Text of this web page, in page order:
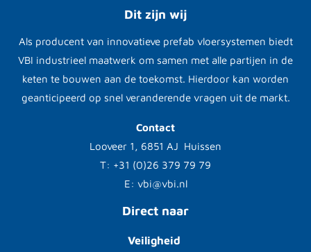
Dit zijn wij
Als producent van innovatieve prefab vloersystemen biedt
VBI industrieel maatwerk om samen met alle partijen in de
keten te bouwen aan de toekomst. Hierdoor kan worden
geanticipeerd op snel veranderende vragen uit de markt.
Contact
Looveer 1, 6851 AJ Huissen
T: +31 (0)26 379 79 79
E: vbi@vbi.nl
Direct naar
Veiligheid